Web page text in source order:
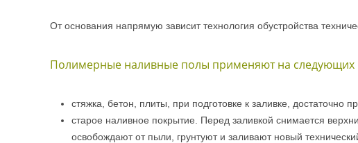
От основания напрямую зависит технология обустройства
Полимерные наливные полы применяют на следующих
стяжка, бетон, плиты, при подготовке к заливке, достаточно
старое наливное покрытие. Перед заливкой снимается
освобождают от пыли, грунтуют и заливают новый